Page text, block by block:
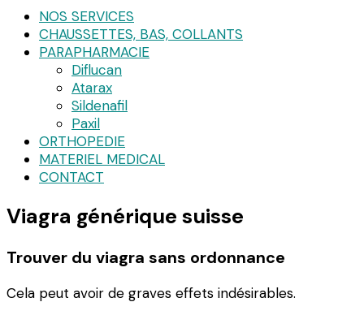
NOS SERVICES
CHAUSSETTES, BAS, COLLANTS
PARAPHARMACIE
Diflucan
Atarax
Sildenafil
Paxil
ORTHOPEDIE
MATERIEL MEDICAL
CONTACT
Viagra générique suisse
Trouver du viagra sans ordonnance
Cela peut avoir de graves effets indésirables.